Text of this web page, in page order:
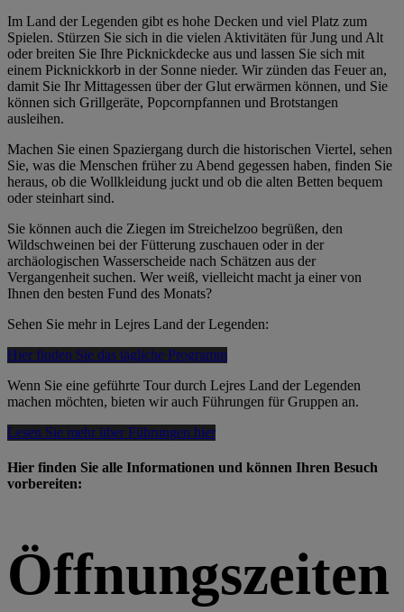
Im Land der Legenden gibt es hohe Decken und viel Platz zum
Spielen. Stürzen Sie sich in die vielen Aktivitäten für Jung und Alt
oder breiten Sie Ihre Picknickdecke aus und lassen Sie sich mit
einem Picknickkorb in der Sonne nieder. Wir zünden das Feuer an,
damit Sie Ihr Mittagessen über der Glut erwärmen können, und Sie
können sich Grillgeräte, Popcornpfannen und Brotstangen
ausleihen.
Machen Sie einen Spaziergang durch die historischen Viertel, sehen
Sie, was die Menschen früher zu Abend gegessen haben, finden Sie
heraus, ob die Wollkleidung juckt und ob die alten Betten bequem
oder steinhart sind.
Sie können auch die Ziegen im Streichelzoo begrüßen, den
Wildschweinen bei der Fütterung zuschauen oder in der
archäologischen Wasserscheide nach Schätzen aus der
Vergangenheit suchen. Wer weiß, vielleicht macht ja einer von
Ihnen den besten Fund des Monats?
Sehen Sie mehr in Lejres Land der Legenden:
Hier finden Sie das tägliche Programm
Wenn Sie eine geführte Tour durch Lejres Land der Legenden
machen möchten, bieten wir auch Führungen für Gruppen an.
Lesen Sie mehr über Führungen hier
Hier finden Sie alle Informationen und können Ihren Besuch
vorbereiten:
Öffnungszeiten